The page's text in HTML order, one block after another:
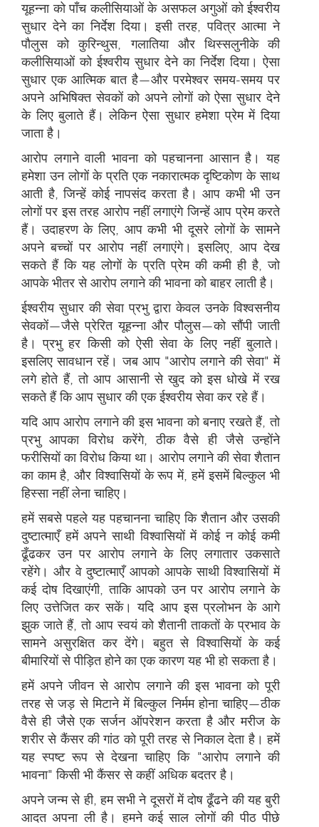
यूहन्ना को पाँच कलीसियाओं के असफल अगुओं को ईश्वरीय
सुधार देने का निर्देश दिया। इसी तरह, पवित्र आत्मा ने
पौलुस को कुरिन्थुस, गलातिया और थिस्सलुनीके की
कलीसियाओं को ईश्वरीय सुधार देने का निर्देश दिया। ऐसा
सुधार एक आत्मिक बात है—और परमेश्वर समय-समय पर
अपने अभिषिक्त सेवकों को अपने लोगों को ऐसा सुधार देने
के लिए बुलाते हैं। लेकिन ऐसा सुधार हमेशा प्रेम में दिया
जाता है।
आरोप लगाने वाली भावना को पहचानना आसान है। यह
हमेशा उन लोगों के प्रति एक नकारात्मक दृष्टिकोण के साथ
आती है, जिन्हें कोई नापसंद करता है। आप कभी भी उन
लोगों पर इस तरह आरोप नहीं लगाएंगे जिन्हें आप प्रेम करते
हैं। उदाहरण के लिए, आप कभी भी दूसरे लोगों के सामने
अपने बच्चों पर आरोप नहीं लगाएंगे। इसलिए, आप देख
सकते हैं कि यह लोगों के प्रति प्रेम की कमी ही है, जो
आपके भीतर से आरोप लगाने की भावना को बाहर लाती है।
ईश्वरीय सुधार की सेवा प्रभु द्वारा केवल उनके विश्वसनीय
सेवकों—जैसे प्रेरित यूहन्ना और पौलुस—को सौंपी जाती
है। प्रभु हर किसी को ऐसी सेवा के लिए नहीं बुलाते।
इसलिए सावधान रहें। जब आप "आरोप लगाने की सेवा" में
लगे होते हैं, तो आप आसानी से खुद को इस धोखे में रख
सकते हैं कि आप सुधार की एक ईश्वरीय सेवा कर रहे हैं।
यदि आप आरोप लगाने की इस भावना को बनाए रखते हैं, तो
प्रभु आपका विरोध करेंगे, ठीक वैसे ही जैसे उन्होंने
फरीसियों का विरोध किया था। आरोप लगाने की सेवा शैतान
का काम है, और विश्वासियों के रूप में, हमें इसमें बिल्कुल भी
हिस्सा नहीं लेना चाहिए।
हमें सबसे पहले यह पहचानना चाहिए कि शैतान और उसकी
दुष्टात्माएँ हमें अपने साथी विश्वासियों में कोई न कोई कमी
ढूँढकर उन पर आरोप लगाने के लिए लगातार उकसाते
रहेंगे। और वे दुष्टात्माएँ आपको आपके साथी विश्वासियों में
कई दोष दिखाएंगी, ताकि आपको उन पर आरोप लगाने के
लिए उत्तेजित कर सकें। यदि आप इस प्रलोभन के आगे
झुक जाते हैं, तो आप स्वयं को शैतानी ताकतों के प्रभाव के
सामने असुरक्षित कर देंगे। बहुत से विश्वासियों के कई
बीमारियों से पीड़ित होने का एक कारण यह भी हो सकता है।
हमें अपने जीवन से आरोप लगाने की इस भावना को पूरी
तरह से जड़ से मिटाने में बिल्कुल निर्मम होना चाहिए—ठीक
वैसे ही जैसे एक सर्जन ऑपरेशन करता है और मरीज के
शरीर से कैंसर की गांठ को पूरी तरह से निकाल देता है। हमें
यह स्पष्ट रूप से देखना चाहिए कि "आरोप लगाने की
भावना" किसी भी कैंसर से कहीं अधिक बदतर है।
अपने जन्म से ही, हम सभी ने दूसरों में दोष ढूँढने की यह बुरी
आदत अपना ली है। हमने कई साल लोगों की पीठ पीछे